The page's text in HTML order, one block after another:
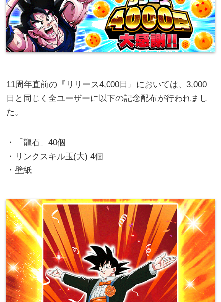
11周年直前の『リリース4,000日』においては、3,000
日と同じく全ユーザーに以下の記念配布が行われまし
た。
・「龍石」40個
・リンクスキル玉(大) 4個
・壁紙